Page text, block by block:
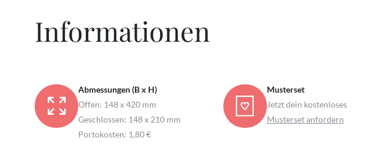
Informationen
Abmessungen (B x H)
Offen: 148 x 420 mm
Geschlossen: 148 x 210 mm
Portokosten: 1,80 €
Musterset
Jetzt dein kostenloses
Musterset anfordern